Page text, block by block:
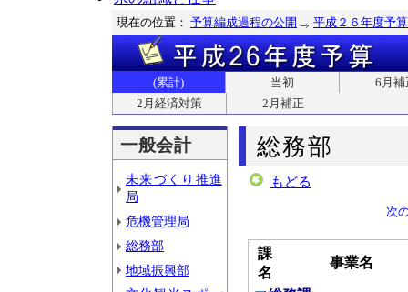
現在の位置： 予算編成過程の公開 平成２６年度予算
(累計) 当初
6月補
2月経済対策
2月補正
一般会計
未来づくり推進
局
危機管理局
総務部
地域振興部
総務部
もどる
次
課
名
事業名